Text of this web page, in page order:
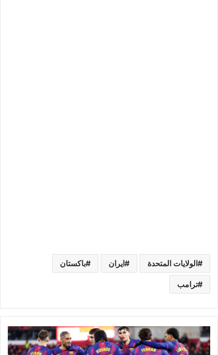
الولايات المتحدة ايران باكستان
ترامب